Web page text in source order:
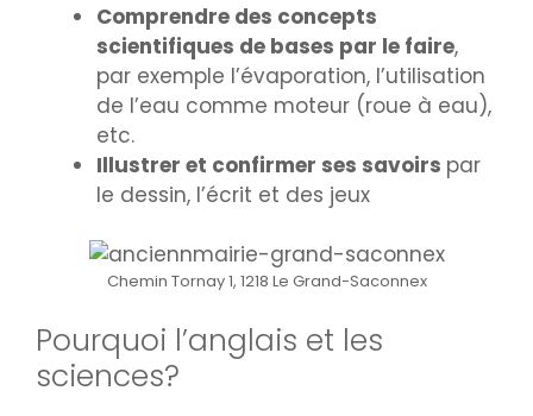
Comprendre des concepts
scientifiques de bases par le faire,
par exemple l’évaporation, l’utilisation
de l’eau comme moteur (roue à eau),
etc.
Illustrer et confirmer ses savoirs par
le dessin, l’écrit et des jeux
Chemin Tornay 1, 1218 Le Grand-Saconnex
Pourquoi l’anglais et les
sciences?